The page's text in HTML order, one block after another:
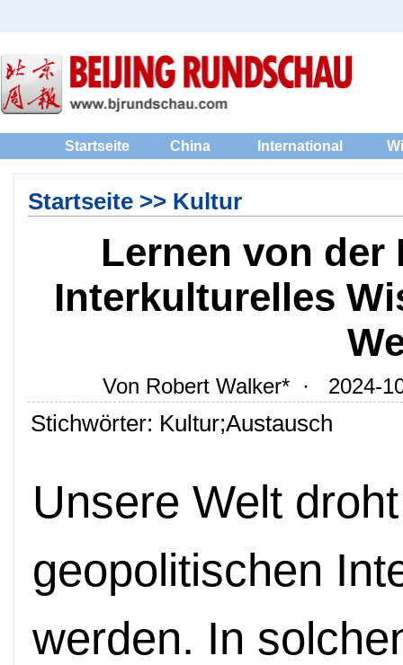
Startseite China International
Startseite>> Kultur
Lernen von der
Interkulturelles
Von Robert Walker* · 2024-
Stichwörter: Kultur;Austausch
Unsere Welt
geopolitischen
werden. In